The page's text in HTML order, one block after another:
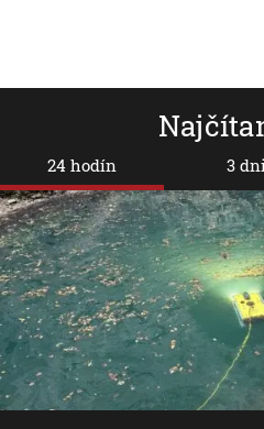
24 hodín 3